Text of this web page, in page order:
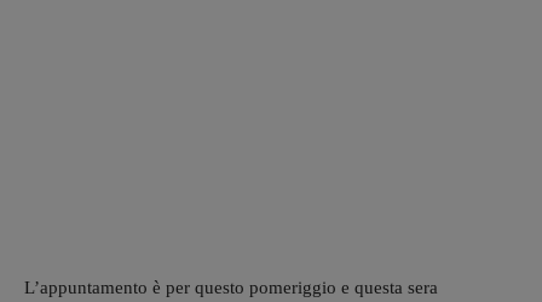
L’appuntamento è per questo pomeriggio e questa sera